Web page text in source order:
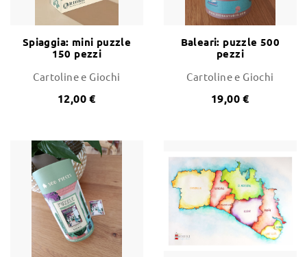
Spiaggia: mini puzzle
150 pezzi
Cartoline e Giochi
12,00 €
Baleari: puzzle 500
pezzi
Cartoline e Giochi
19,00 €